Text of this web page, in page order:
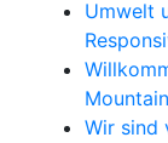
Umwelt
Wir sind